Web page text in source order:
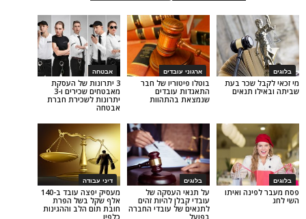
אבטחה
3 יתרונות של העסקת
מאבטחים שכירים ו-3
יתרונות לשכירת חברת
ארגוני עובדים
בוטלו פיטוריו של חבר
התאגדות עובדים
שנמצאת בהתהוות
בעת
דיני עבודה
מעסיק יפצה עובד ב-140
אלף שקל בשל הפרת
חובת תום הלב וההגינות
בלוגים
על תנאי העסקה של
עובדי קבלן להיות זהים
לתנאים של עובדי החברה
ואיתו